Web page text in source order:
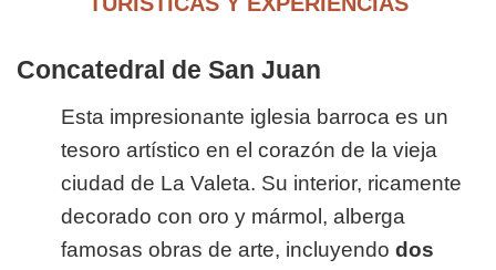
Concatedral de San Juan
Esta impresionante iglesia barroca es un
tesoro artístico en el corazón de la vieja
ciudad de La Valeta. Su interior, ricamente
decorado con oro y mármol, alberga
famosas obras de arte, incluyendo dos